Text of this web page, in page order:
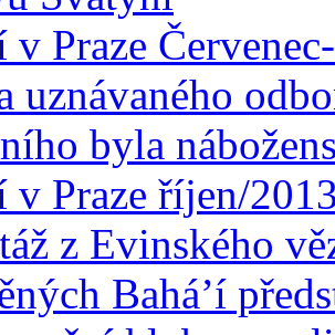
v Praze
uznávaného
byla
v Praze říjen/
z Evinského
Bahá’í